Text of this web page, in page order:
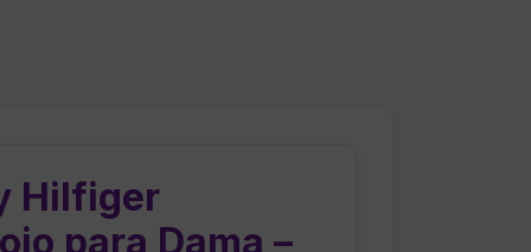
Hilfiger
para Dama –